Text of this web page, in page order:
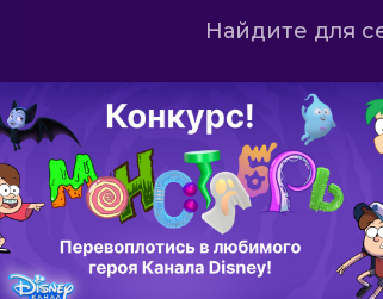
Найдите для